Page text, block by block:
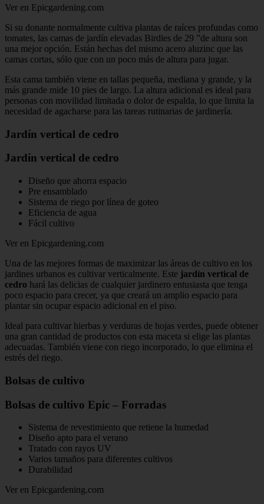
Ver en Epicgardening.com
Si su donante normalmente cultiva plantas de raíces profundas como
tomates, las camas de jardín elevadas Birdies de 29 ”de altura son
una mejor opción. Están hechas del mismo acero aluzinc que las
camas cortas, sólo que con un poco más de altura para jugar.
Esta cama también viene en tallas pequeña, mediana y grande, y la
más grande mide 10 pies de largo. La altura adicional es ideal para
personas con movilidad limitada o dolor de espalda, lo que limita la
necesidad de agacharse para las tareas rutinarias de jardinería.
Jardín vertical de cedro
Jardín vertical de cedro
Diseño que ahorra espacio
Pre ensamblado
Sistema de riego por línea de goteo
Eficiencia de agua
Fácil cultivo
Ver en Epicgardening.com
Una de las mejores formas de maximizar las áreas de cultivo en los
jardines urbanos es cultivar verticalmente. Este jardín vertical de
cedro hará las delicias de cualquier jardinero entusiasta que tenga
poco espacio para crecer, ya que creará un amplio espacio para
plantar sin ocupar espacio adicional en el piso.
Ideal para cultivar hierbas y verduras de hojas verdes, puede obtener
una gran cantidad de productos con esta maceta si elige las plantas
adecuadas. También viene con riego incorporado, lo que elimina el
estrés del riego.
Bolsas de cultivo
Bolsas de cultivo Epic – Forradas
Sistema de revestimiento que retiene la humedad
Diseño apto para el verano
Tratado con rayos UV
Varios tamaños para diferentes cultivos
Durabilidad
Ver en Epicgardening.com